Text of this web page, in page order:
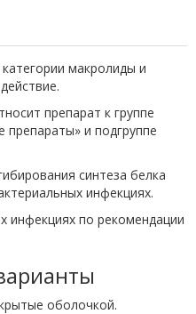
макролиды и
препарат к группе
препараты» и подгруппе
синтеза белка
инфекциях.
инфекциях по рекомендации
оболочкой.